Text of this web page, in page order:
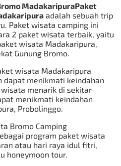
Paket
adalah sebuah trip
Paket wisata camping ini
2 paket wisata terbaik, yaitu
wisata Madakaripura,
Gunung Bromo.
wisata Madakaripura
dapat menikmati keindahan
menarik di sekitar
menikmati keindahan
Probolinggo.
Bromo Camping
program paket wisata
atau hari raya idul fitri,
honeymoon tour.